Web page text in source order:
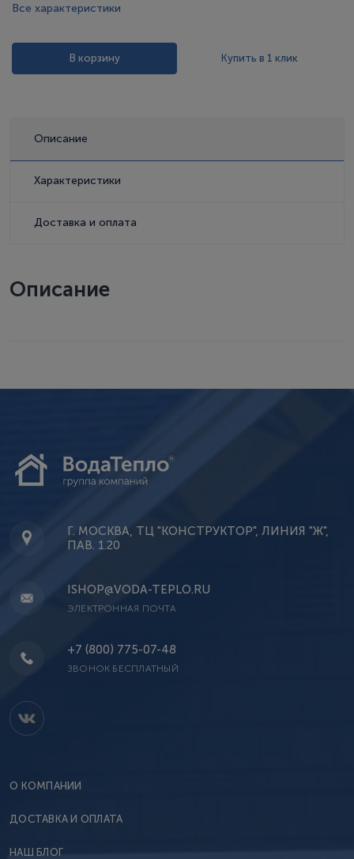
Все характеристики
В корзину Купить в 1 клик
Описание
Характеристики
Доставка и оплата
Описание
Г. МОСКВА, ТЦ "КОНСТРУКТОР", ЛИНИЯ "Ж",
ПАВ. 1.20
ISHOP@VODA-TEPLO.RU
ЭЛЕКТРОННАЯ ПОЧТА
+7 (800) 775-07-48
ЗВОНОК БЕСПЛАТНЫЙ
О КОМПАНИИ
ДОСТАВКА И ОПЛАТА
НАШ БЛОГ